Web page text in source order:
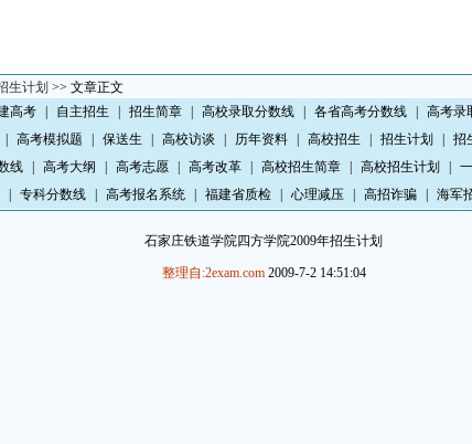
生计划 >> 文章正文
高考 自主招生 招生简章 高校录取分数线 各省高考分数线 高考录
高考模拟题 保送生 高校访谈 历年资料 高校招生 招生计划 招
线 高考大纲 高考志愿 高考改革 高校招生简章 高校招生计划
专科分数线 高考报名系统 福建省质检 心理减压 高招诈骗 海军
石家庄铁道学院四方学院2009年招生计划
整理自:2exam.com 2009-7-2 14:51:04